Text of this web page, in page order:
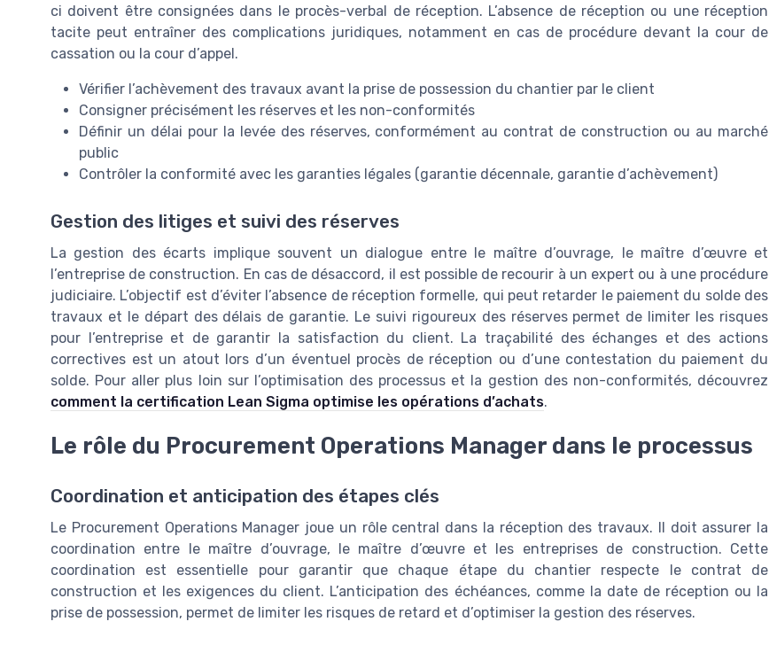
ci doivent être consignées dans le procès-verbal de réception. L’absence de réception ou une réception
tacite peut entraîner des complications juridiques, notamment en cas de procédure devant la cour de
cassation ou la cour d’appel.
Vérifier l’achèvement des travaux avant la prise de possession du chantier par le client
Consigner précisément les réserves et les non-conformités
Définir un délai pour la levée des réserves, conformément au contrat de construction ou au marché
public
Contrôler la conformité avec les garanties légales (garantie décennale, garantie d’achèvement)
Gestion des litiges et suivi des réserves
La gestion des écarts implique souvent un dialogue entre le maître d’ouvrage, le maître d’œuvre et
l’entreprise de construction. En cas de désaccord, il est possible de recourir à un expert ou à une procédure
judiciaire. L’objectif est d’éviter l’absence de réception formelle, qui peut retarder le paiement du solde des
travaux et le départ des délais de garantie. Le suivi rigoureux des réserves permet de limiter les risques
pour l’entreprise et de garantir la satisfaction du client. La traçabilité des échanges et des actions
correctives est un atout lors d’un éventuel procès de réception ou d’une contestation du paiement du
solde. Pour aller plus loin sur l’optimisation des processus et la gestion des non-conformités, découvrez
comment la certification Lean Sigma optimise les opérations d’achats.
Le rôle du Procurement Operations Manager dans le processus
Coordination et anticipation des étapes clés
Le Procurement Operations Manager joue un rôle central dans la réception des travaux. Il doit assurer la
coordination entre le maître d’ouvrage, le maître d’œuvre et les entreprises de construction. Cette
coordination est essentielle pour garantir que chaque étape du chantier respecte le contrat de
construction et les exigences du client. L’anticipation des échéances, comme la date de réception ou la
prise de possession, permet de limiter les risques de retard et d’optimiser la gestion des réserves.